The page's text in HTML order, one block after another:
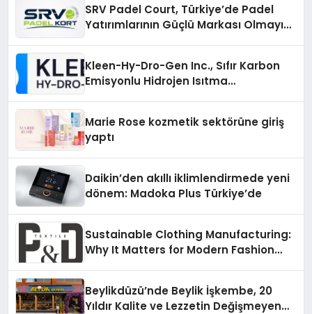
SRV Padel Court, Türkiye’de Padel
Yatırımlarının Güçlü Markası Olmayı
Kleen-Hy-Dro-Gen Inc., Sıfır Karbon
Emisyonlu Hidrojen Isıtma
Marie Rose kozmetik sektörüne giriş
yaptı
Daikin’den akıllı iklimlendirmede yeni
dönem: Madoka Plus Türkiye’de
Sustainable Clothing Manufacturing:
Why It Matters for Modern Fashion
Beylikdüzü’nde Beylik İşkembe, 20
Yıldır Kalite ve Lezzetin Değişmeyen